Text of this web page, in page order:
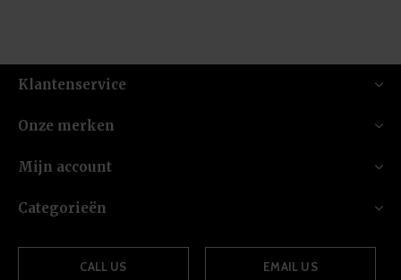
Klantenservice
Onze merken
Mijn account
Categorieën
CALL US EMAIL US